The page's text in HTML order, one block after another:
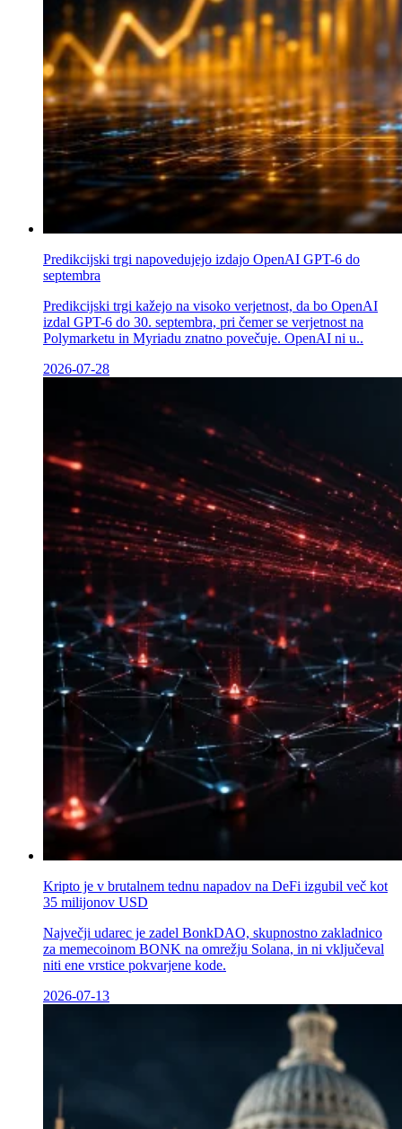
Predikcijski trgi napovedujejo izdajo OpenAI GPT-6 do
septembra
Predikcijski trgi kažejo na visoko verjetnost, da bo OpenAI
izdal GPT-6 do 30. septembra, pri čemer se verjetnost na
Polymarketu in Myriadu znatno povečuje. OpenAI ni u..
2026-07-28
Kripto je v brutalnem tednu napadov na DeFi izgubil več kot
35 milijonov USD
Največji udarec je zadel BonkDAO, skupnostno zakladnico
za memecoinom BONK na omrežju Solana, in ni vključeval
niti ene vrstice pokvarjene kode.
2026-07-13